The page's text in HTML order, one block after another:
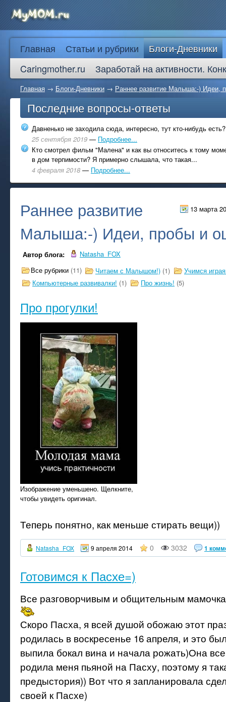
Главная Статьи и рубрики
Блоги-Дневники
Caringmother.ru
Заработай на активности.
Главная → Блоги-Дневники → Раннее развитие Малыша:-) Идеи,
Последние вопросы-ответы
Давненько не заходила сюда, интересно, тут кто-нибудь есть?
25 сентября 2019 — Подробнее...
Кто смотрел фильм "Малена" и как вы относитесь к тому
в дом терпимости? Я примерно слышала, что такая...
4 февраля 2018 — Подробнее...
13 марта
Раннее развитие
Малыша:-) Идеи, пробы и
Автор блога:
Natasha_FOX
Все рубрики (11) Читаем с Малышом!) (1)
Учимся
Компьютерные развивалки! (1) Про жизнь! (5)
Про прогулки!
Изображение уменьшено. Щелкните,
чтобы увидеть оригинал.
Теперь понятно, как меньше стирать вещи))
Natasha_FOX 9 апреля 2014 0 3032 1
Готовимся к Пасхе=)
Все разговорчивым и общительным
Скоро Пасха, я всей душой обожаю этот
родилась в воскресенье 16 апреля, и это
выпила бокал вина и начала рожать)Она
родила меня пьяной на Пасху, поэтому я
предыстория)) Вот что я запланировала
своей к Пасхе)